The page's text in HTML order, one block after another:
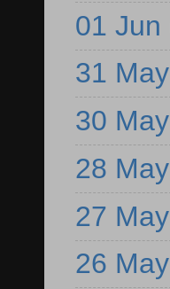
01 Jun
31 May
30 May
28 May
27 May
26 May